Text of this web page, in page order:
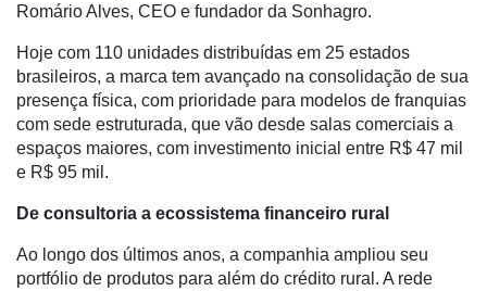
Troca
de
Cadeira
Artigos
Agenda
de
Automação
Romário Alves, CEO e fundador da Sonhagro.
Hoje com 110 unidades distribuídas em 25 estados
brasileiros, a marca tem avançado na consolidação de sua
presença física, com prioridade para modelos de franquias
com sede estruturada, que vão desde salas comerciais a
espaços maiores, com investimento inicial entre R$ 47 mil
e R$ 95 mil.
De consultoria a ecossistema financeiro rural
Ao longo dos últimos anos, a companhia ampliou seu
portfólio de produtos para além do crédito rural. A rede